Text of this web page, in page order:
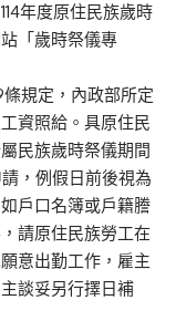
年度原住民族歲時
「歲時祭儀專
規定，內政部所定
資照給。具原住民
民族歲時祭儀期間
，例假日前後視為
戶口名簿或戶籍謄
請原住民族勞工在
意出勤工作，雇主
談妥另行擇日補